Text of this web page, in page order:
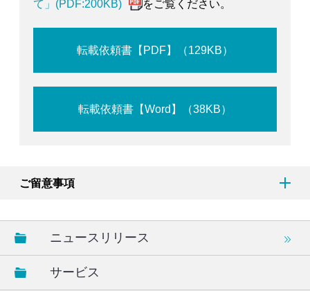
て」(PDF:200KB)
をご覧ください。
転載依頼書【PDF】（129KB）
転載依頼書【Word】（38KB）
ご留意事項
ニュースリリース
サービス